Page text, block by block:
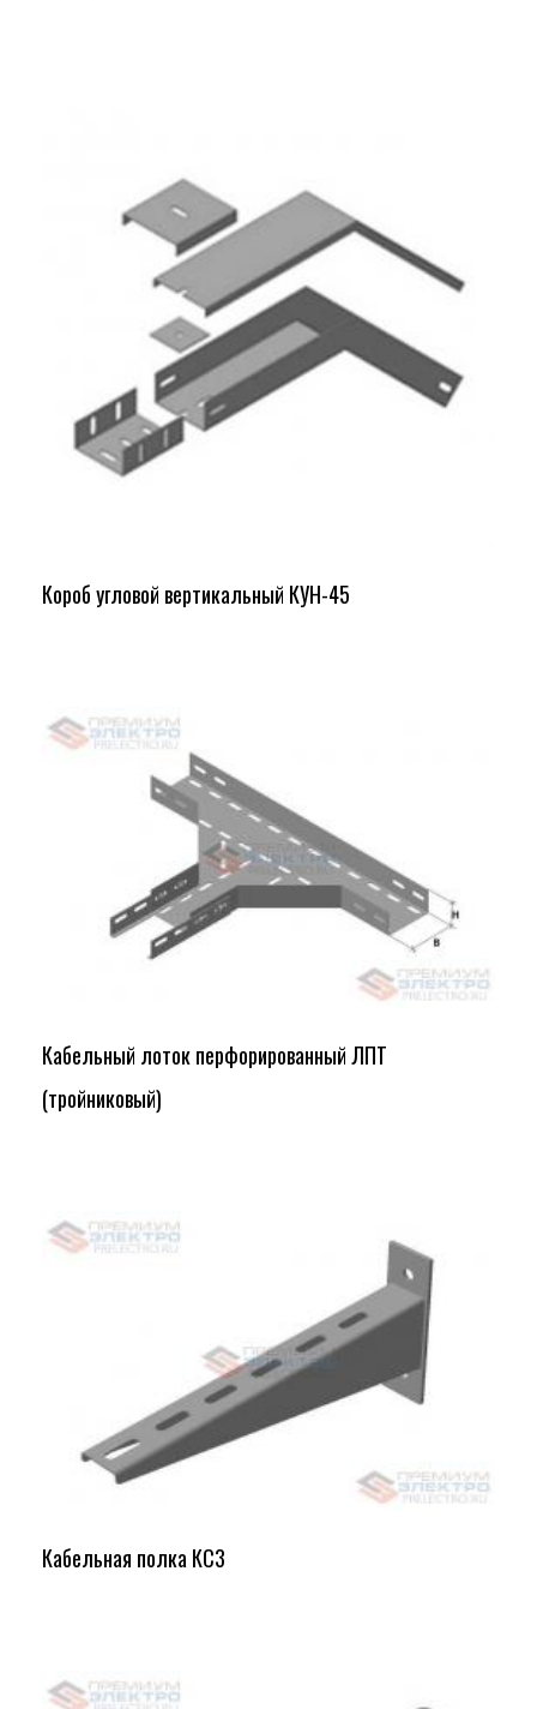
Короб угловой вертикальный КУН-45
Кабельный лоток перфорированный ЛПТ
(тройниковый)
Кабельная полка КС3